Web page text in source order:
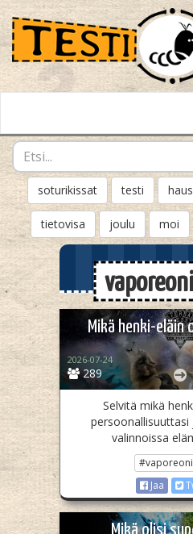
soturikissat testi
tietovisa joulu moi
Mikä henki-eläin
289
2026-07-24
Selvitä mikä
persoonallisuuttasi
valinnoissa
Jaa